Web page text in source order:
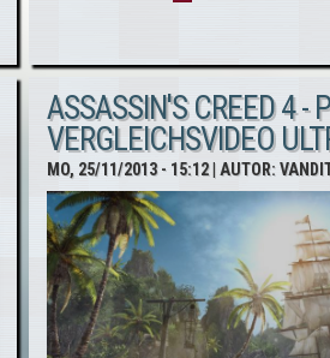
Gaming-
Tastatur &
Assassin's
Creed 4
für PC
ASSASSIN'S CREED 4 -
VERGLEICHSVIDEO
MO, 25/11/2013 - 15:12| AUTOR: